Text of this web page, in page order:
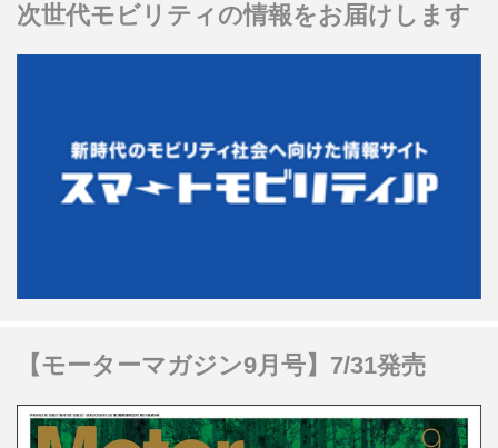
次世代モビリティの情報をお届けします
【モーターマガジン9月号】7/31発売